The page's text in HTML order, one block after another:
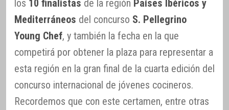
los 10 finalistas de la región Países Ibéricos y
Mediterráneos del concurso S. Pellegrino
Young Chef, y también la fecha en la que
competirá por obtener la plaza para representar a
esta región en la gran final de la cuarta edición del
concurso internacional de jóvenes cocineros.
Recordemos que con este certamen, entre otras